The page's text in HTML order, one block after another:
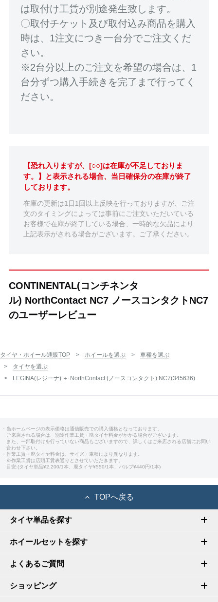
は取付け工賃が別途発生致します。
〇取付チケット及び取付込み商品を購入
時は、1注文につき一台分でご注文くだ
さい。
※2台分以上のご注文を希望の場合は、1
台分ずつ購入手続きを完了まで行ってく
ださい。
【恐れ入りますが、[○○]は在庫が不足しておりま
す。】と表示される場合、当日確保分の在庫が終了
しております。
在庫の更新は1日1回以上反映を行っておりますが、ご注
文のタイミングによっては事前にご注文いただいている
お客様で在庫が終了している場合、一時的な欠品により
上記表示がされる場合がございます。ご了承ください。
CONTINENTAL(コンチネンタ
ル) NorthContact NC7 ノースコンタクトNC7
のユーザーレビュー
タイヤ・ホイール通販TOP ホイールを選ぶ
車種を選ぶ
タイヤを選ぶ
LEGINA(レジーナ) ＋ NorthContact (ノースコンタクト) NC7(345636)
・当ホームページの表示価格は通信販売での購入価格となっております。
ご来店される場合は、別途作業工賃・廃タイヤ料金がかかる場合がございます。
また、一部取付けを行っていない商品もございますので、詳しくはご来店される店舗にお問い
合わせ下さい。
・作業工賃・廃タイヤ料金は、サイズ・車種により異なります。
※作業工賃は店頭工賃表通りとさせていただきます。
目安:(タイヤ単品¥2,200/1本、廃タイヤ¥550/1本、バルブ¥440円/1本)
TOPへ戻る
タイヤ単品を探す
ホイールセットを探す
よくあるご質問
ショッピング